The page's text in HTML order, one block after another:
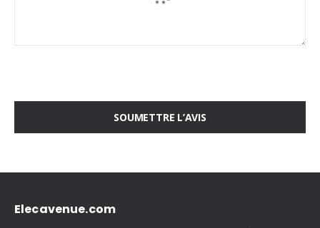
SOUMETTRE L’AVIS
Elecavenue.com